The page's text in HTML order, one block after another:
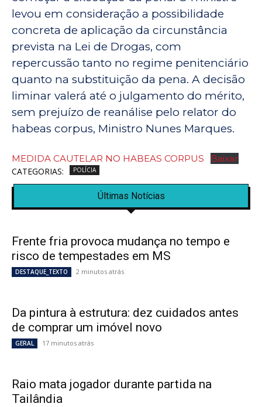
levou em consideração a possibilidade
concreta de aplicação da circunstância
prevista na Lei de Drogas, com
repercussão tanto no regime penitenciário
quanto na substituição da pena. A decisão
liminar valerá até o julgamento do mérito,
sem prejuízo de reanálise pelo relator do
habeas corpus, Ministro Nunes Marques.
MEDIDA CAUTELAR NO HABEAS CORPUS
Baixar
CATEGORIAS:
POLÍCIA
Últimas Notícias
Frente fria provoca mudança no tempo e
risco de tempestades em MS
DESTAQUE_TEXTO 2 minutos atrás
Da pintura à estrutura: dez cuidados antes
de comprar um imóvel novo
GERAL 17 minutos atrás
Raio mata jogador durante partida na
Tailândia